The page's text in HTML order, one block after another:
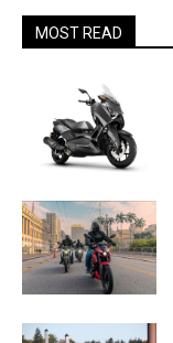
MOST READ